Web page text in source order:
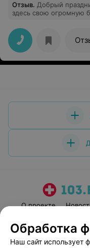
Отзыв. Добрый
здесь свою огромную
Сагатовичу) надеюсь я верно
экстренно
Минске никто не
огромнейшее
мою проблему , с
О проекте
Обработка
Наш сайт использует